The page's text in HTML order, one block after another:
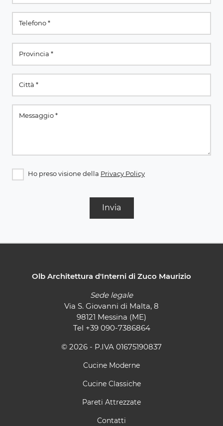
Ho preso visione della Privacy Policy
Invia
Olb Architettura d'Interni di Zuco Maurizio
Sede legale
Via S. Giovanni di Malta, 8
98121 Messina (ME)
Tel +39 090-7386864
© 2026 - P.IVA 01675190837
Cucine Moderne
Cucine Classiche
Pareti Attrezzate
Contatti